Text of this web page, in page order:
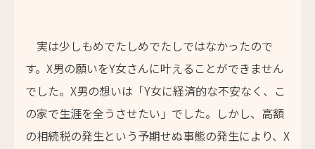
実は少しもめでたしめでたしではなかったので
す。X男の願いをY女さんに叶えることができません
でした。X男の想いは「Y女に経済的な不安なく、こ
の家で生涯を全うさせたい」でした。しかし、高額
の相続税の発生という予期せぬ事態の発生により、X